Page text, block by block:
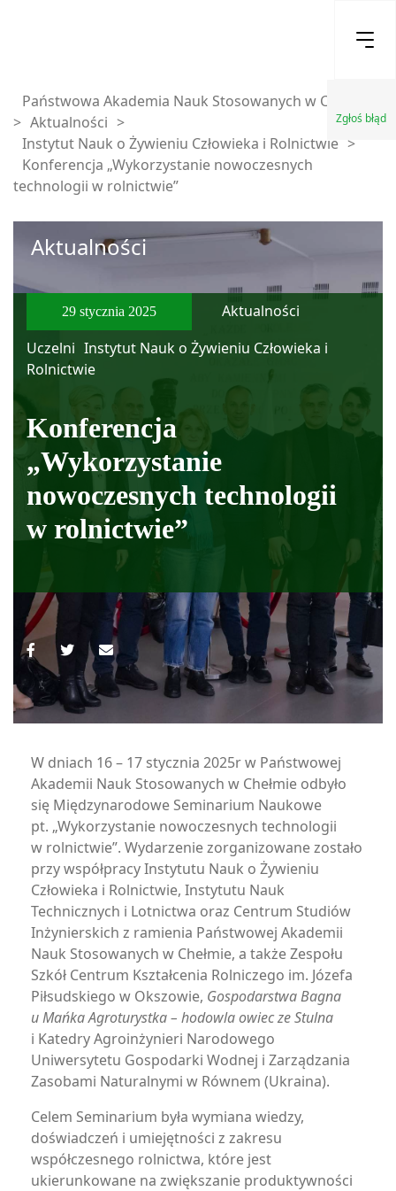
Zgłoś błąd
Państwowa Akademia Nauk Stosowanych w Chełmie
> Aktualności >
Instytut Nauk o Żywieniu Człowieka i Rolnictwie >
Konferencja „Wykorzystanie nowoczesnych
technologii w rolnictwie”
Aktualności
29 stycznia 2025
Aktualności
Uczelni Instytut Nauk o Żywieniu Człowieka i
Rolnictwie
Konferencja
„Wykorzystanie
nowoczesnych technologii
w rolnictwie”
W dniach 16 – 17 stycznia 2025r w Państwowej
Akademii Nauk Stosowanych w Chełmie odbyło
się Międzynarodowe Seminarium Naukowe
pt. „Wykorzystanie nowoczesnych technologii
w rolnictwie”. Wydarzenie zorganizowane zostało
przy współpracy Instytutu Nauk o Żywieniu
Człowieka i Rolnictwie, Instytutu Nauk
Technicznych i Lotnictwa oraz Centrum Studiów
Inżynierskich z ramienia Państwowej Akademii
Nauk Stosowanych w Chełmie, a także Zespołu
Szkół Centrum Kształcenia Rolniczego im. Józefa
Piłsudskiego w Okszowie, Gospodarstwa Bagna
u Mańka Agroturystka – hodowla owiec ze Stulna
i Katedry Agroinżynieri Narodowego
Uniwersytetu Gospodarki Wodnej i Zarządzania
Zasobami Naturalnymi w Równem (Ukraina).
Celem Seminarium była wymiana wiedzy,
doświadczeń i umiejętności z zakresu
współczesnego rolnictwa, które jest
ukierunkowane na zwiększanie produktywności